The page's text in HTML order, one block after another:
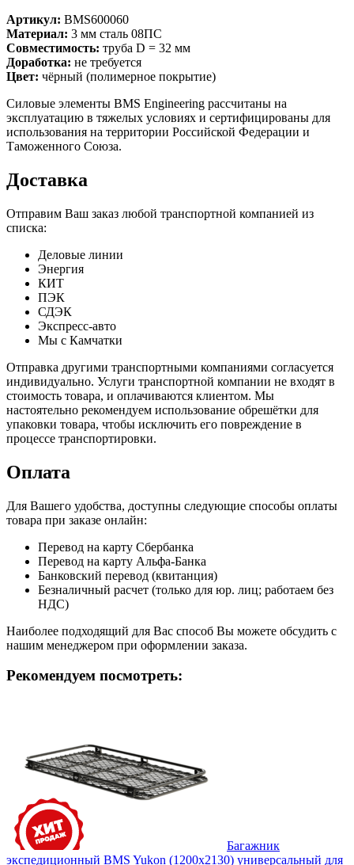
Артикул: BMS600060
Материал: 3 мм сталь 08ПС
Совместимость: труба D = 32 мм
Доработка: не требуется
Цвет: чёрный (полимерное покрытие)
Силовые элементы BMS Engineering рассчитаны на
эксплуатацию в тяжелых условиях и сертифицированы для
использования на территории Российской Федерации и
Таможенного Союза.
Доставка
Отправим Ваш заказ любой транспортной компанией из
списка:
Деловые линии
Энергия
КИТ
ПЭК
СДЭК
Экспресс-авто
Мы с Камчатки
Отправка другими транспортными компаниями согласуется
индивидуально. Услуги транспортной компании не входят в
стоимость товара, и оплачиваются клиентом. Мы
настоятельно рекомендуем использование обрешётки для
упаковки товара, чтобы исключить его повреждение в
процессе транспортировки.
Оплата
Для Вашего удобства, доступны следующие способы оплаты
товара при заказе онлайн:
Перевод на карту Сбербанка
Перевод на карту Альфа-Банка
Банковский перевод (квитанция)
Безналичный расчет (только для юр. лиц; работаем без
НДС)
Наиболее подходящий для Вас способ Вы можете обсудить с
нашим менеджером при оформлении заказа.
Рекомендуем посмотреть:
Багажник
экспедиционный BMS Yukon (1200х2130) универсальный для